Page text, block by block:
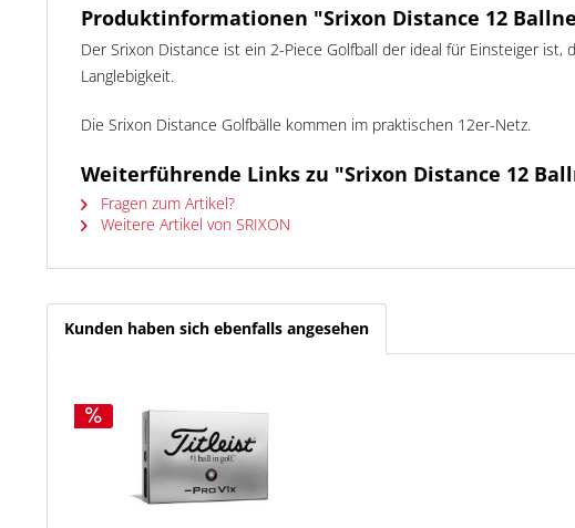
Produktinformationen "Srixon Distance 12
Der Srixon Distance ist ein 2-Piece Golfball der ideal für Einsteiger
Langlebigkeit.
Die Srixon Distance Golfbälle kommen im praktischen 12er-Netz.
Weiterführende Links zu "Srixon Distance 12
Fragen zum Artikel?
Weitere Artikel von SRIXON
Kunden haben sich ebenfalls angesehen